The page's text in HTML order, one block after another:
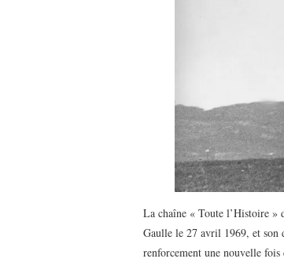
La chaîne « Toute l’Histoire »
Gaulle le 27 avril 1969, et son
renforcement une nouvelle